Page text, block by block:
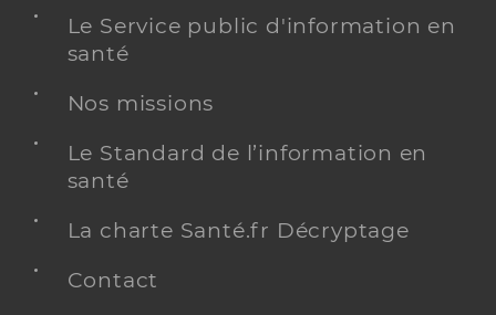
Le Service public d'information en
santé
Nos missions
Le Standard de l’information en
santé
La charte Santé.fr Décryptage
Contact